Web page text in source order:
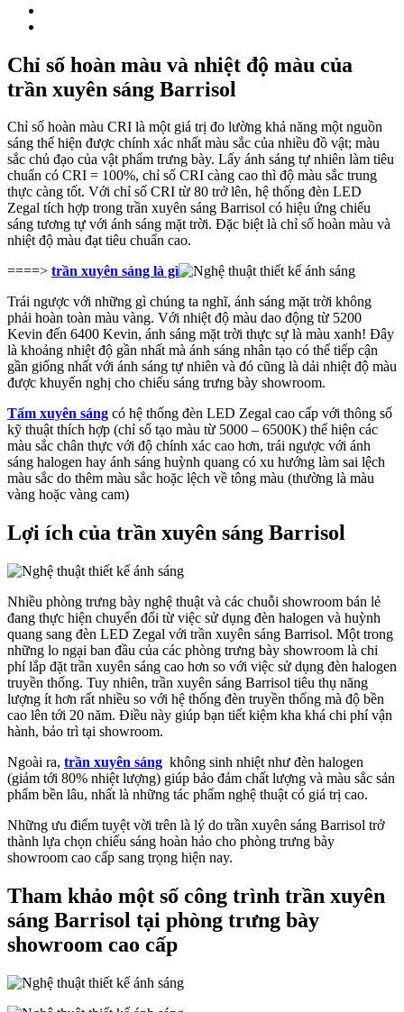
Chỉ số hoàn màu và nhiệt độ màu của
trần xuyên sáng Barrisol
Chỉ số hoàn màu CRI là một giá trị đo lường khả năng một nguồn
sáng thể hiện được chính xác nhất màu sắc của nhiều đồ vật; màu
sắc chủ đạo của vật phẩm trưng bày. Lấy ánh sáng tự nhiên làm tiêu
chuẩn có CRI = 100%, chỉ số CRI càng cao thì độ màu sắc trung
thực càng tốt. Với chỉ số CRI từ 80 trở lên, hệ thống đèn LED
Zegal tích hợp trong trần xuyên sáng Barrisol có hiệu ứng chiếu
sáng tương tự với ánh sáng mặt trời. Đặc biệt là chỉ số hoàn màu và
nhiệt độ màu đạt tiêu chuẩn cao.
====> trần xuyên sáng là gì
Trái ngược với những gì chúng ta nghĩ, ánh sáng mặt trời không
phải hoàn toàn màu vàng. Với nhiệt độ màu dao động từ 5200
Kevin đến 6400 Kevin, ánh sáng mặt trời thực sự là màu xanh! Đây
là khoảng nhiệt độ gần nhất mà ánh sáng nhân tạo có thể tiếp cận
gần giống nhất với ánh sáng tự nhiên và đó cũng là dải nhiệt độ màu
được khuyến nghị cho chiếu sáng trưng bày showroom.
Tấm xuyên sáng có hệ thống đèn LED Zegal cao cấp với thông số
kỹ thuật thích hợp (chỉ số tạo màu từ 5000 – 6500K) thể hiện các
màu sắc chân thực với độ chính xác cao hơn, trái ngược với ánh
sáng halogen hay ánh sáng huỳnh quang có xu hướng làm sai lệch
màu sắc do thêm màu sắc hoặc lệch về tông màu (thường là màu
vàng hoặc vàng cam)
Lợi ích của trần xuyên sáng Barrisol
Nhiều phòng trưng bày nghệ thuật và các chuỗi showroom bán lẻ
đang thực hiện chuyển đổi từ việc sử dụng đèn halogen và huỳnh
quang sang đèn LED Zegal với trần xuyên sáng Barrisol. Một trong
những lo ngại ban đầu của các phòng trưng bày showroom là chi
phí lắp đặt trần xuyên sáng cao hơn so với việc sử dụng đèn halogen
truyền thống. Tuy nhiên, trần xuyên sáng Barrisol tiêu thụ năng
lượng ít hơn rất nhiều so với hệ thống đèn truyền thống mà độ bền
cao lên tới 20 năm. Điều này giúp bạn tiết kiệm kha khá chi phí vận
hành, bảo trì tại showroom.
Ngoài ra, trần xuyên sáng không sinh nhiệt như đèn halogen
(giảm tới 80% nhiệt lượng) giúp bảo đảm chất lượng và màu sắc sản
phẩm bền lâu, nhất là những tác phẩm nghệ thuật có giá trị cao.
Những ưu điểm tuyệt vời trên là lý do trần xuyên sáng Barrisol trở
thành lựa chọn chiếu sáng hoàn hảo cho phòng trưng bày
showroom cao cấp sang trọng hiện nay.
Tham khảo một số công trình trần xuyên
sáng Barrisol tại phòng trưng bày
showroom cao cấp